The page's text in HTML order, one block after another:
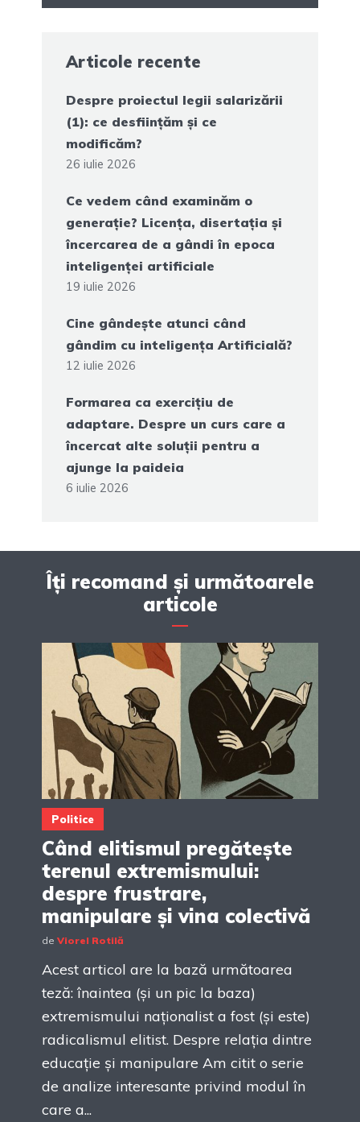
Articole recente
Despre proiectul legii salarizării
(1): ce desființăm și ce
modificăm?
26 iulie 2026
Ce vedem când examinăm o
generație? Licența, disertația și
încercarea de a gândi în epoca
inteligenței artificiale
19 iulie 2026
Cine gândește atunci când
gândim cu inteligența Artificială?
12 iulie 2026
Formarea ca exercițiu de
adaptare. Despre un curs care a
încercat alte soluții pentru a
ajunge la paideia
6 iulie 2026
Îți recomand și următoarele
articole
Politice
Când elitismul pregătește
terenul extremismului:
despre frustrare,
manipulare și vina colectivă
de Viorel Rotilă
Acest articol are la bază următoarea
teză: înaintea (și un pic la baza)
extremismului naționalist a fost (și este)
radicalismul elitist. Despre relația dintre
educație și manipulare Am citit o serie
de analize interesante privind modul în
care a...